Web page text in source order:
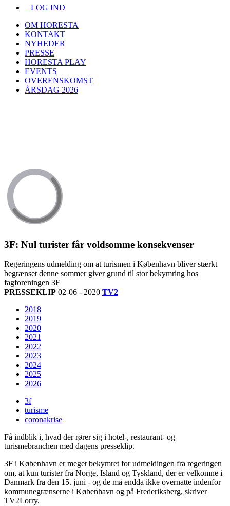
LOG IND
OM HORESTA
KONTAKT
NYHEDER
PRESSE
HORESTA PLAY
EVENTS
OVERENSKOMST
ÅRSDAG 2026
3F: Nul turister får voldsomme konsekvenser
Regeringens udmelding om at turismen i København bliver stærkt
begrænset denne sommer giver grund til stor bekymring hos
fagforeningen 3F
PRESSEKLIP 02-06 - 2020 TV2
2018
2019
2020
2021
2022
2023
2024
2025
2026
3f
turisme
coronakrise
Få indblik i, hvad der rører sig i hotel-, restaurant- og
turismebranchen med dagens presseklip.
3F i København er meget bekymret for udmeldingen fra regeringen
om, at kun turister fra Norge, Island og Tyskland, der er velkomne i
Danmark fra den 15. juni - og de må endda ikke overnatte indenfor
kommunegrænserne i København og på Frederiksberg, skriver
TV2Lorry.